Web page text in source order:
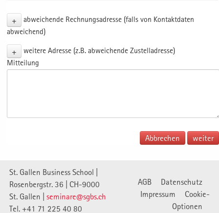
+
abweichende Rechnungsadresse (falls von Kontaktdaten
abweichend)
+
weitere Adresse (z.B. abweichende Zustelladresse)
Mitteilung
Abbrechen
St. Gallen Business School |
Rosenbergstr. 36 | CH-9000
St. Gallen | seminare@sgbs.ch
Tel. +41 71 225 40 80
AGB
Datenschutz
Impressum
Cookie-
Optionen